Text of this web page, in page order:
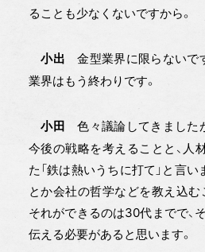
ることも少なくないですから。
小出 金型業界に限らないで
業界はもう終わりです。
小田
色々議論してきました
今後の戦略を考えることと、人
た「鉄は熱いうちに打て」と言
とか会社の哲学などを教え込む
それができるのは30代までで、
伝える必要があると思います。